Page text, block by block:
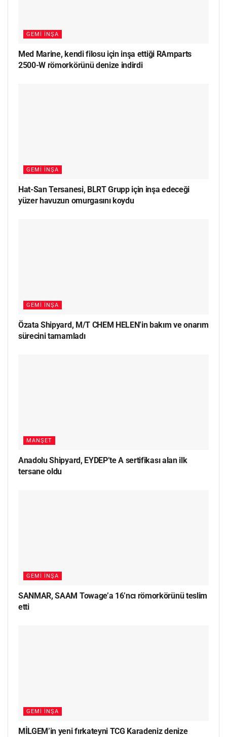
GEMI İNŞA
Med Marine, kendi filosu için inşa ettiği RAmparts
2500-W römorkörünü denize indirdi
GEMI İNŞA
Hat-San Tersanesi, BLRT Grupp için inşa edeceği
yüzer havuzun omurgasını koydu
GEMI İNŞA
Özata Shipyard, M/T CHEM HELEN’in bakım ve onarım
sürecini tamamladı
MANŞET
Anadolu Shipyard, EYDEP’te A sertifikası alan ilk
tersane oldu
GEMI İNŞA
SANMAR, SAAM Towage’a 16’ncı römorkörünü teslim
etti
GEMI İNŞA
MİLGEM’in yeni fırkateyni TCG Karadeniz denize